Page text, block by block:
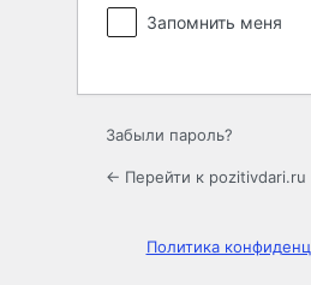
Запомнить меня
Забыли пароль?
← Перейти к pozitivdari.ru
Политика